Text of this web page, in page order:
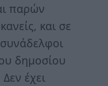
παρών
και σε
δημοσίου
έχει